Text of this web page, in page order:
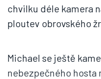
chvilku déle kamera
ploutev obrovského
Michael se ještě
nebezpečného hosta